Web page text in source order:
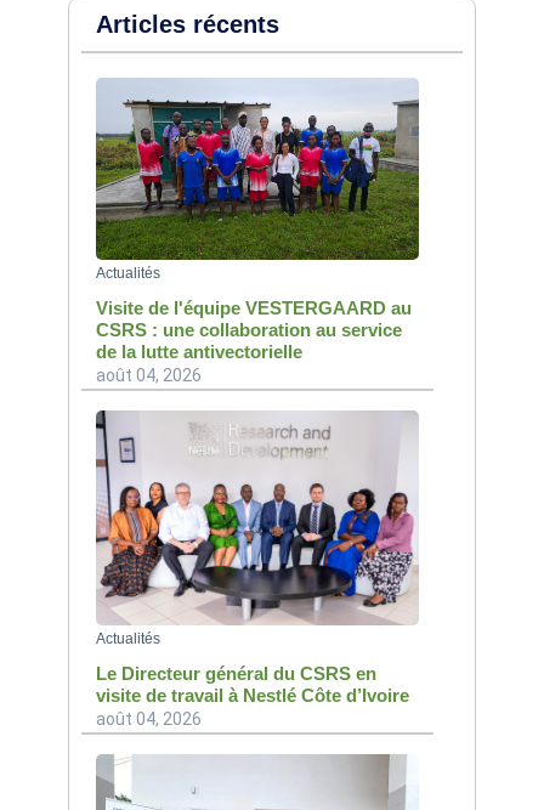
Articles récents
Actualités
Visite de l'équipe VESTERGAARD au
CSRS : une collaboration au service
de la lutte antivectorielle
août 04, 2026
Actualités
Le Directeur général du CSRS en
visite de travail à Nestlé Côte d’Ivoire
août 04, 2026